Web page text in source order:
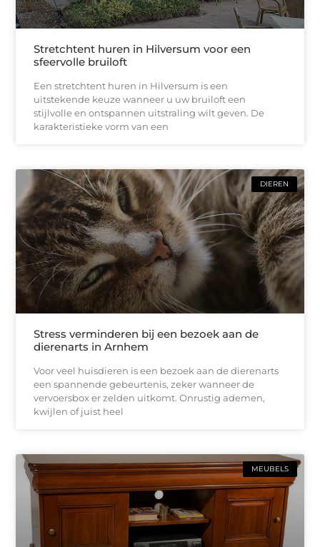
Stretchtent huren in Hilversum voor een
sfeervolle bruiloft
Een stretchtent huren in Hilversum is een
uitstekende keuze wanneer u uw bruiloft een
stijlvolle en ontspannen uitstraling wilt geven. De
karakteristieke vorm van een
DIEREN
Stress verminderen bij een bezoek aan de
dierenarts in Arnhem
Voor veel huisdieren is een bezoek aan de dierenarts
een spannende gebeurtenis, zeker wanneer de
vervoersbox er zelden uitkomt. Onrustig ademen,
kwijlen of juist heel
MEUBELS